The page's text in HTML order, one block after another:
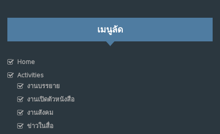
เมนูลัด
Home
Activities
งานบรรยาย
งานเปิดตัวหนังสือ
งานสังคม
ข่าวในสื่อ